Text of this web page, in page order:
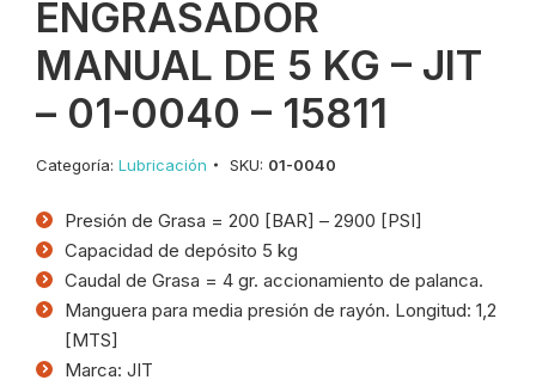
ENGRASADOR
MANUAL DE 5 KG – JIT
– 01-0040 – 15811
Categoría: Lubricación SKU: 01-0040
Presión de Grasa = 200 [BAR] – 2900 [PSI]
Capacidad de depósito 5 kg
Caudal de Grasa = 4 gr. accionamiento de palanca.
Manguera para media presión de rayón. Longitud: 1,2
[MTS]
Marca: JIT